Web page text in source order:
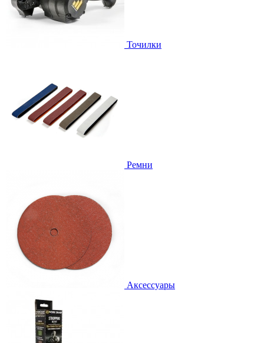
Точилки
Ремни
Аксессуары